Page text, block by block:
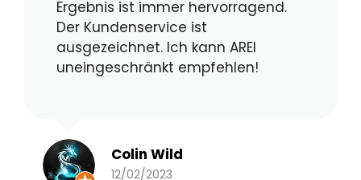
Ergebnis ist immer hervorragend.
Der Kundenservice ist
ausgezeichnet. Ich kann AREI
uneingeschränkt empfehlen!
Colin Wild
12/02/2023